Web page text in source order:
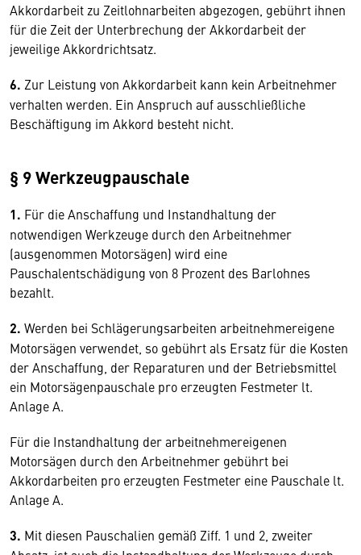
Akkordarbeit zu Zeitlohnarbeiten abgezogen, gebührt ihnen
für die Zeit der Unterbrechung der Akkordarbeit der
jeweilige Akkordrichtsatz.
6. Zur Leistung von Akkordarbeit kann kein Arbeitnehmer
verhalten werden. Ein Anspruch auf ausschließliche
Beschäftigung im Akkord besteht nicht.
§ 9 Werkzeugpauschale
1. Für die Anschaffung und Instandhaltung der
notwendigen Werkzeuge durch den Arbeitnehmer
(ausgenommen Motorsägen) wird eine
Pauschalentschädigung von 8 Prozent des Barlohnes
bezahlt.
2. Werden bei Schlägerungsarbeiten arbeitnehmereigene
Motorsägen verwendet, so gebührt als Ersatz für die Kosten
der Anschaffung, der Reparaturen und der Betriebsmittel
ein Motorsägenpauschale pro erzeugten Festmeter lt.
Anlage A.
Für die Instandhaltung der arbeitnehmereigenen
Motorsägen durch den Arbeitnehmer gebührt bei
Akkordarbeiten pro erzeugten Festmeter eine Pauschale lt.
Anlage A.
3. Mit diesen Pauschalien gemäß Ziff. 1 und 2, zweiter